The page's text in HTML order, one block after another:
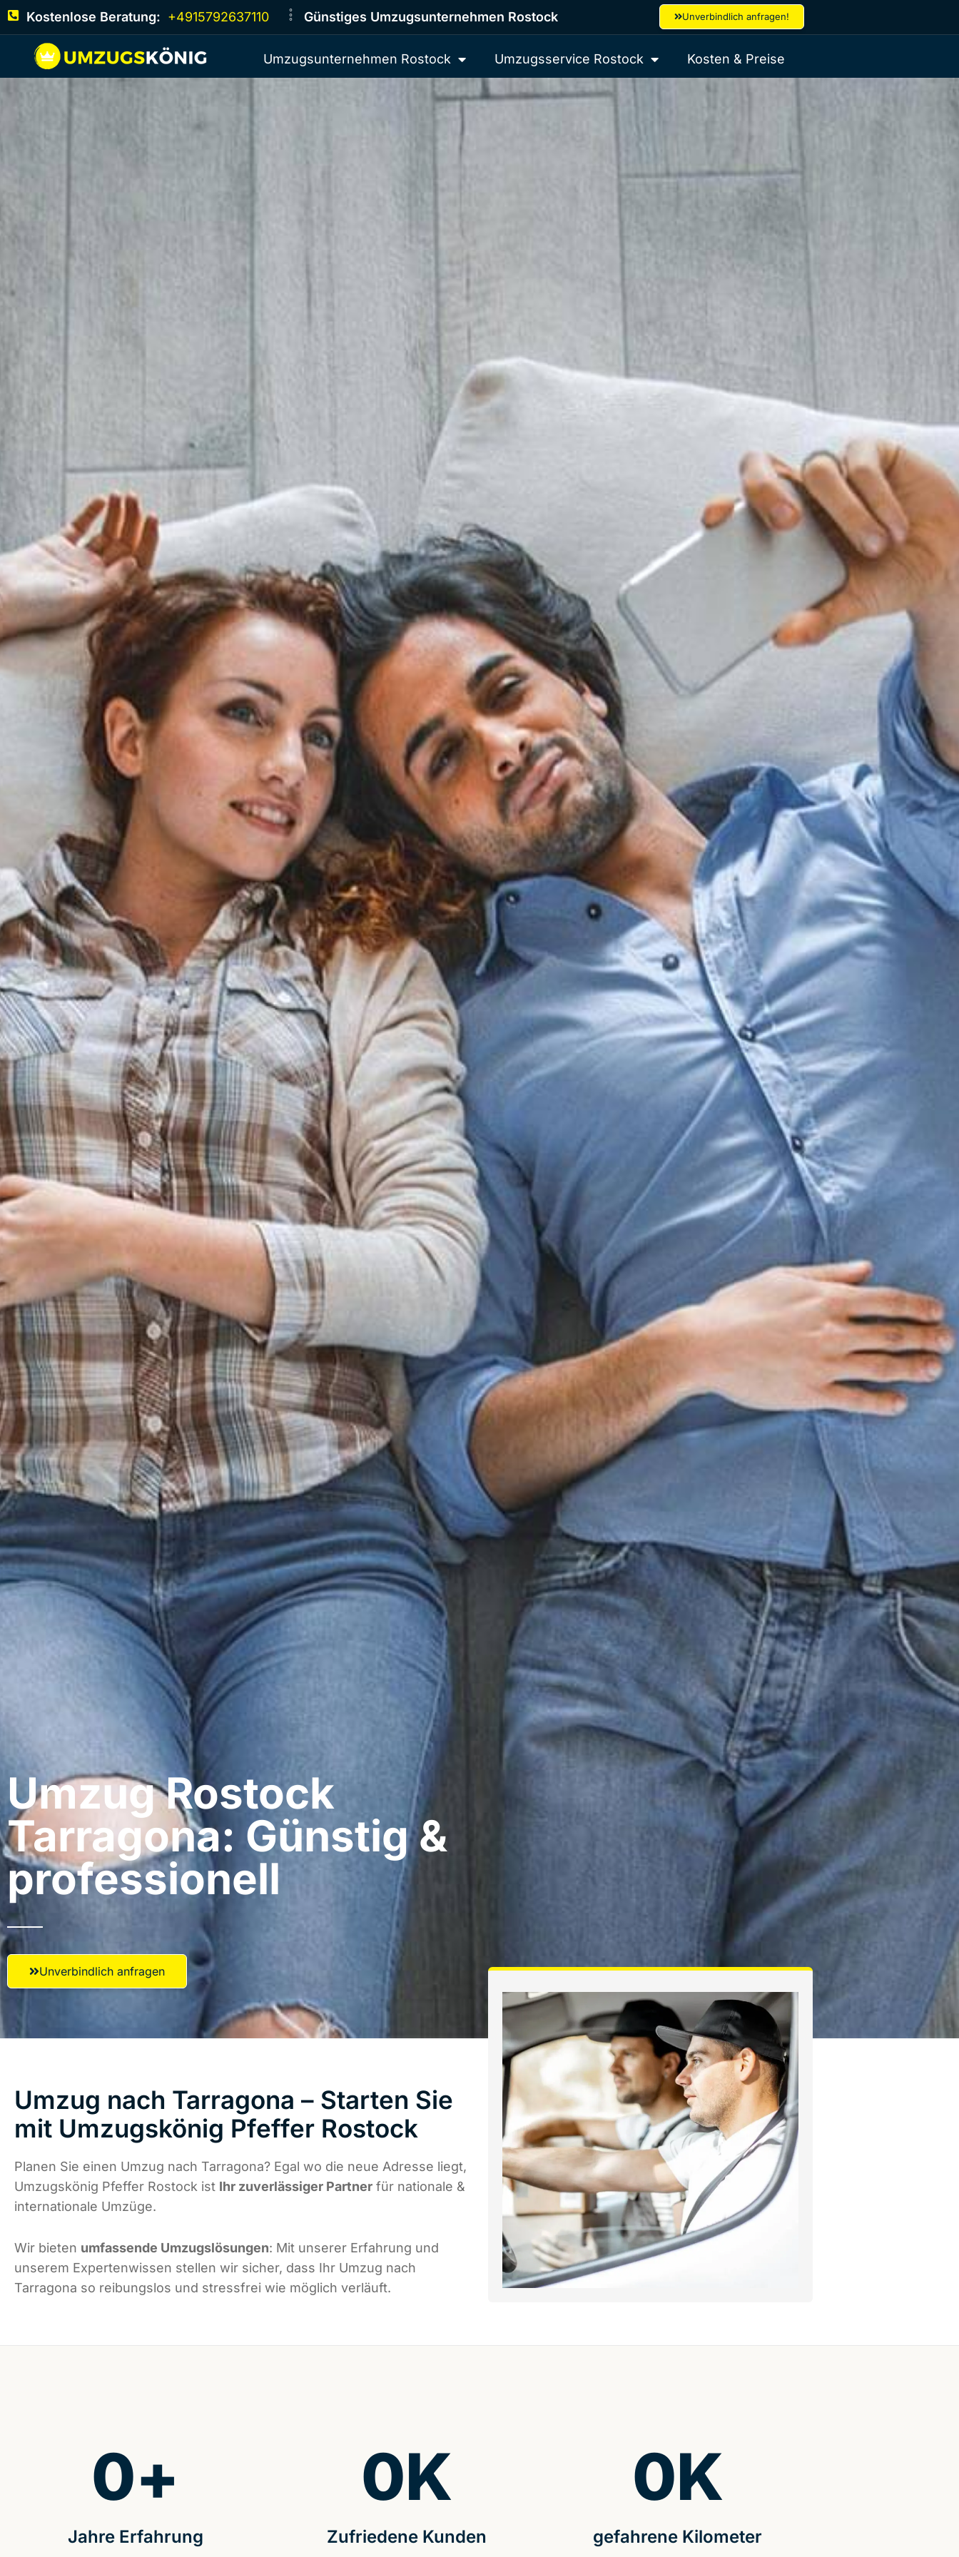
Kostenlose Beratung: +4915792637110 Günstiges Umzugsunternehmen Rostock Unverbindlich anfragen!
Umzugsunternehmen Rostock Umzugsservice Rostock Kosten & Preise
Umzug Rostock​
Tarragona: Günstig &
professionell​
Unverbindlich anfragen
Umzug nach Tarragona – Starten Sie
mit Umzugskönig Pfeffer Rostock
Planen Sie einen Umzug nach Tarragona? Egal wo die neue Adresse liegt,
Umzugskönig Pfeffer Rostock ist Ihr zuverlässiger Partner für nationale &
internationale Umzüge.
Wir bieten umfassende Umzugslösungen: Mit unserer Erfahrung und
unserem Expertenwissen stellen wir sicher, dass Ihr Umzug nach
Tarragona so reibungslos und stressfrei wie möglich verläuft.
Jahre Erfahrung
0+
Zufriedene Kunden
0K
gefahrene Kilometer
0K